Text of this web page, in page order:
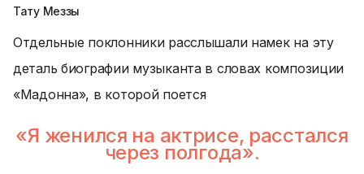
Тату Меззы
Отдельные поклонники расслышали намек на эту
деталь биографии музыканта в словах композиции
«Мадонна», в которой поется
«Я женился на актрисе, расстался
через полгода».